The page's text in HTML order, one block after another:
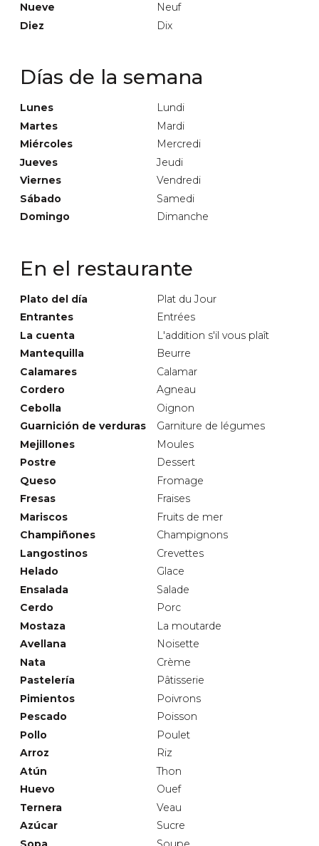
Nueve
Neuf
Diez
Dix
Días de la semana
Lunes
Lundi
Martes
Mardi
Miércoles
Mercredi
Jueves
Jeudi
Viernes
Vendredi
Sábado
Samedi
Domingo
Dimanche
En el restaurante
Plato del día
Plat du Jour
Entrantes
Entrées
La cuenta
L'addition s'il vous plaît
Mantequilla
Beurre
Calamares
Calamar
Cordero
Agneau
Cebolla
Oignon
Guarnición de verduras
Garniture de légumes
Mejillones
Moules
Postre
Dessert
Queso
Fromage
Fresas
Fraises
Mariscos
Fruits de mer
Champiñones
Champignons
Langostinos
Crevettes
Helado
Glace
Ensalada
Salade
Cerdo
Porc
Mostaza
La moutarde
Avellana
Noisette
Nata
Crème
Pastelería
Pâtisserie
Pimientos
Poivrons
Pescado
Poisson
Pollo
Poulet
Arroz
Riz
Atún
Thon
Huevo
Ouef
Ternera
Veau
Azúcar
Sucre